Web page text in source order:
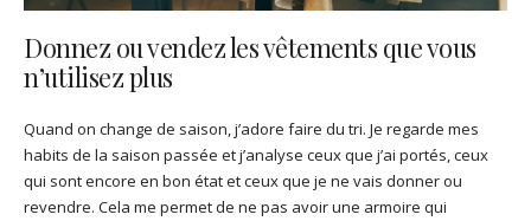
Donnez ou vendez les vêtements que vous
n’utilisez plus
Quand on change de saison, j’adore faire du tri. Je regarde mes
habits de la saison passée et j’analyse ceux que j’ai portés, ceux
qui sont encore en bon état et ceux que je ne vais donner ou
revendre. Cela me permet de ne pas avoir une armoire qui